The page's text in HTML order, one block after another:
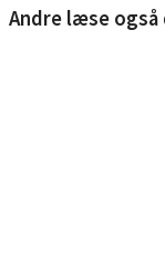
Andre læse også